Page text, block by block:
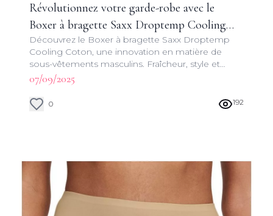
Révolutionnez votre garde-robe avec le
Boxer à bragette Saxx Droptemp Cooling
Coton
Découvrez le Boxer à bragette Saxx Droptemp
Cooling Coton, une innovation en matière de
sous-vêtements masculins. Fraîcheur, style et
performance réunis dans un seul boxer.
07/09/2025
0 192